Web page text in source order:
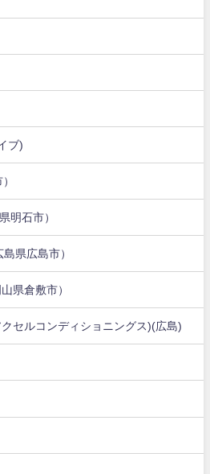
ブ)
明石市）
県広島市）
県倉敷市）
セルコンディショニングス)(広島)